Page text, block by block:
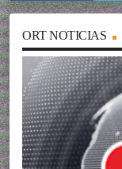
ORT NOTICIAS